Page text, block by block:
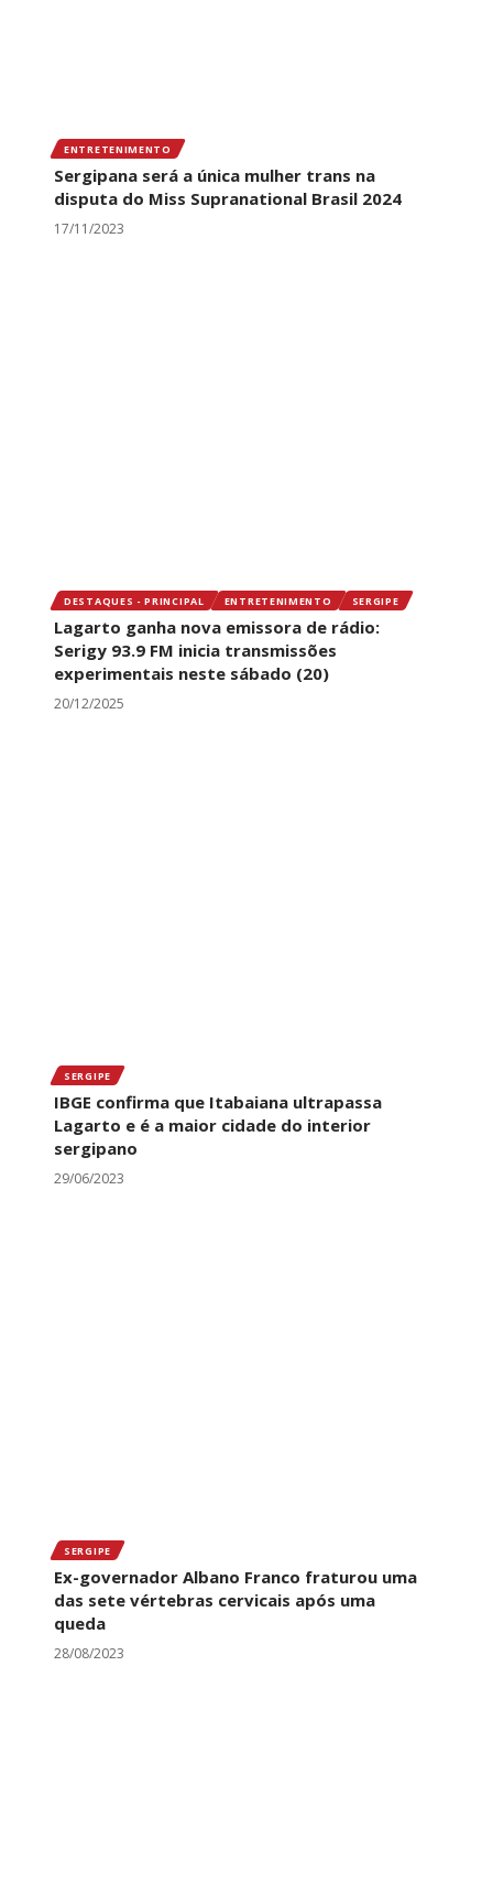
ENTRETENIMENTO
Sergipana será a única mulher trans na
disputa do Miss Supranational Brasil 2024
17/11/2023
DESTAQUES - PRINCIPAL ENTRETENIMENTO SERGIPE
Lagarto ganha nova emissora de rádio:
Serigy 93.9 FM inicia transmissões
experimentais neste sábado (20)
20/12/2025
SERGIPE
IBGE confirma que Itabaiana ultrapassa
Lagarto e é a maior cidade do interior
sergipano
29/06/2023
SERGIPE
Ex-governador Albano Franco fraturou uma
das sete vértebras cervicais após uma
queda
28/08/2023